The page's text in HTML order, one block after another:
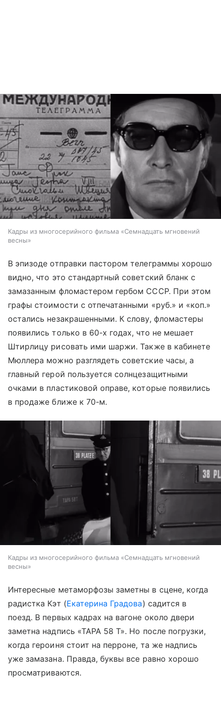
Кадры из многосерийного фильма «Семнадцать мгновений
весны»
В эпизоде отправки пастором телеграммы хорошо
видно, что это стандартный советский бланк с
замазанным фломастером гербом СССР. При этом
графы стоимости с отпечатанными «руб.» и «коп.»
остались незакрашенными. К слову, фломастеры
появились только в 60-х годах, что не мешает
Штирлицу рисовать ими шаржи. Также в кабинете
Мюллера можно разглядеть советские часы, а
главный герой пользуется солнцезащитными
очками в пластиковой оправе, которые появились
в продаже ближе к 70-м.
Кадры из многосерийного фильма «Семнадцать мгновений
весны» ​
Интересные метаморфозы заметны в сцене, когда
радистка Кэт (Екатерина Градова) садится в
поезд. В первых кадрах на вагоне около двери
заметна надпись «ТАРА 58 Т». Но после погрузки,
когда героиня стоит на перроне, та же надпись
уже замазана. Правда, буквы все равно хорошо
просматриваются.